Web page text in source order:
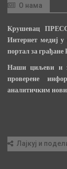
О нама
Крушевац ПРЕСС
Интернет медиј
портал за грађане
Наши циљеви и
проверене
аналитичким
Лајкуј и